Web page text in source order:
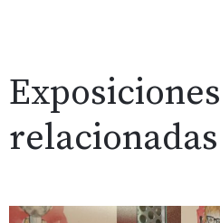
Exposiciones
relacionadas